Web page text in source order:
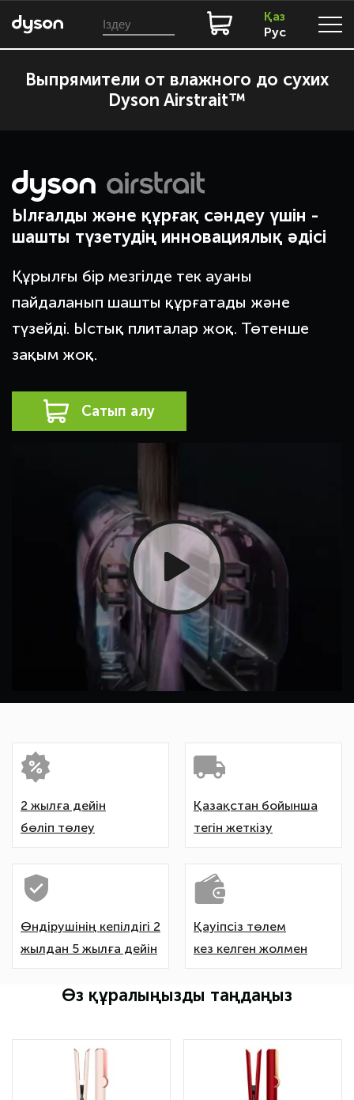
Қаз
Рус
Выпрямители от влажного до сухих
Dyson Airstrait™
Ылғалды және құрғақ сәндеу үшін -
шашты түзетудің инновациялық әдісі
Құрылғы бір мезгілде тек ауаны
пайдаланып шашты құрғатады және
түзейді. Ыстық плиталар жоқ. Төтенше
зақым жоқ.
Сатып алу
2 жылға дейін
бөліп төлеу
Қазақстан бойынша
тегін жеткізу
Өндірушінің кепілдігі 2
жылдан 5 жылға дейін
Қауіпсіз төлем
кез келген жолмен
Өз құралыңызды таңдаңыз